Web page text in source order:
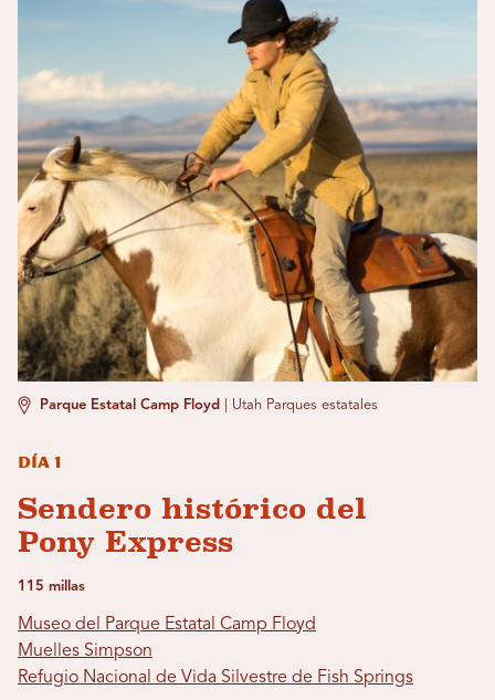
Parque Estatal Camp Floyd Utah Parques estatales
Día 1
Sendero histórico del
Pony Express
115 millas
Museo del Parque Estatal Camp Floyd
Muelles Simpson
Refugio Nacional de Vida Silvestre de Fish Springs